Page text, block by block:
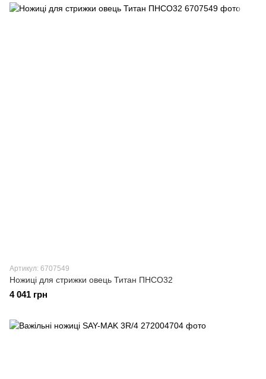
Артикул: 6707549
Ножиці для стрижки овець Титан ПНСО32
4 041 грн